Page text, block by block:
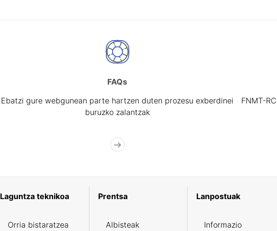
FAQs
Ebatzi gure webgunean parte hartzen duten prozesu exberdinei
buruzko zalantzak
FNMT-
Laguntza teknikoa
Orria bistaratzea
Prentsa
Albisteak
Lanpostuak
Informazio